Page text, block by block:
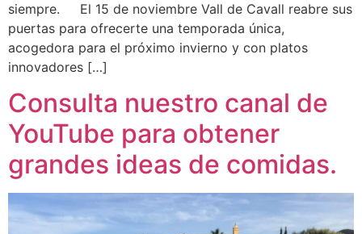
siempre. El 15 de noviembre Vall de Cavall reabre sus
puertas para ofrecerte una temporada única,
acogedora para el próximo invierno y con platos
innovadores […]
Consulta nuestro canal de
YouTube para obtener
grandes ideas de comidas.